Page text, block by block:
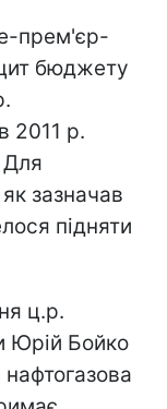
прем'єр-
бюджету
2011 р.
Для
зазначав
підняти
ц.р.
Юрій Бойко